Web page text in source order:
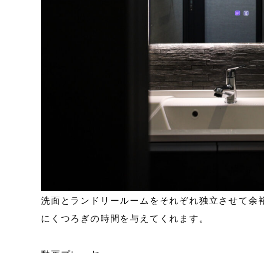
洗面とランドリールームをそれぞれ独立させて
にくつろぎの時間を与えてくれます。